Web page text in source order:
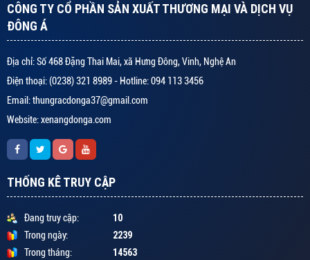
CÔNG TY CỔ PHẦN SẢN XUẤT THƯƠNG MẠI VÀ DỊCH VỤ
ĐÔNG Á
Địa chỉ: Số 468 Đặng Thai Mai, xã Hưng Đông, Vinh, Nghệ An
Điện thoại: (0238) 321 8989 - Hotline: 094 113 3456
Email: thungracdonga37@gmail.com
Website: xenangdonga.com
THỐNG KÊ TRUY CẬP
Đang truy cập: 10
Trong ngày: 2239
Trong tháng: 14563